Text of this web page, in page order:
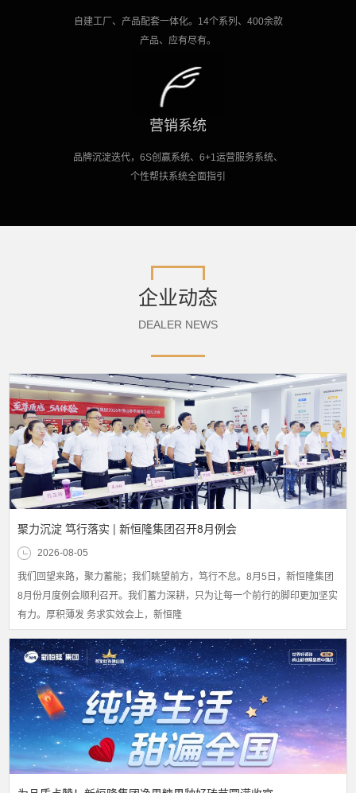
自建工厂、产品配套一体化。14个系列、400余款
产品、应有尽有。
营销系统
品牌沉淀迭代，6S创赢系统、6+1运营服务系统、
个性帮扶系统全面指引
企业动态
DEALER NEWS
聚力沉淀 笃行落实 | 新恒隆集团召开8月例会
2026-08-05
我们回望来路，聚力蓄能；我们眺望前方，笃行不怠。8月5日，新恒隆集团
8月份月度例会顺利召开。我们蓄力深耕，只为让每一个前行的脚印更加坚实
有力。厚积薄发 务求实效会上，新恒隆